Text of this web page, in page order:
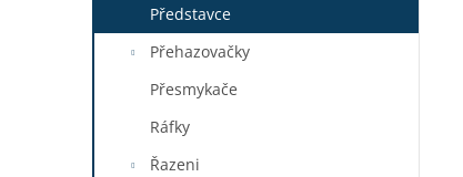
Představce
Přehazovačky
Přesmykače
Ráfky
Řazeni